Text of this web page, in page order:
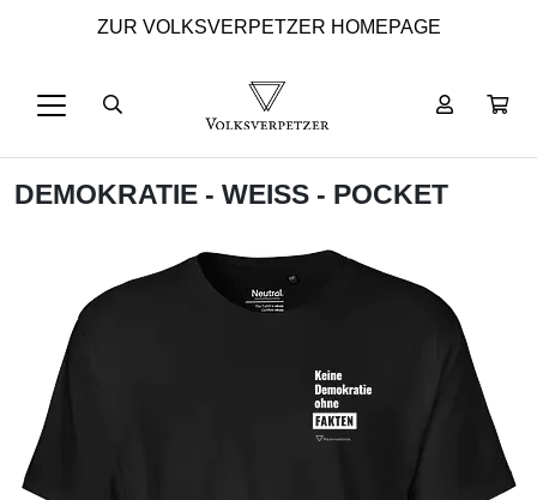
ZUR VOLKSVERPETZER HOMEPAGE
DEMOKRATIE - WEISS - POCKET